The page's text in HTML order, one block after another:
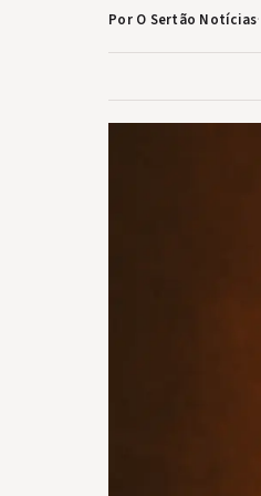
Por O Sertão Notícias·